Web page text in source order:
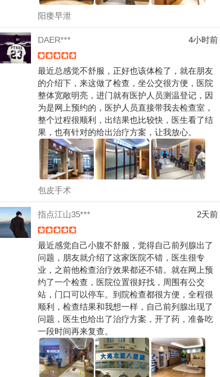
阳痿早泄
DAER*** 4小时前
最近总感觉不舒服，正好也该体检了，就在朋友
的介绍下，来这做了检查，坐公交很方便，医院
整体宽敞明亮，进门就有医护人员测温登记，因
为是网上预约的，医护人员直接带我去检查室，
整个过程很顺利，出结果也比较快，医生看了结
果，也有针对的给出治疗方案，让我放心。
包皮手术
指点江山35*** 2天前
最近感觉自己小腹不舒服，觉得自己前列腺出了
问题，朋友就介绍了这家医院不错，医生很专
业，之前他检查治疗效果都还不错。就在网上预
约了一个检查，医院位置很好找，周围有公交
站，门口可以停车。到院检查都很方便，全程很
顺利，检查结果和我想一样，自己前列腺出现了
问题，医生也给出了治疗方案，开了药，准备吃
一段时间再来复查。